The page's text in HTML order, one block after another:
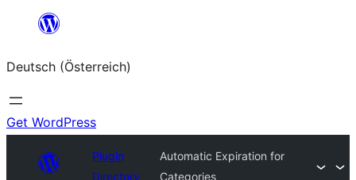
springen
Deutsch (Österreich)
Get WordPress
Plugin
Directory
Automatic Expiration for
Categories